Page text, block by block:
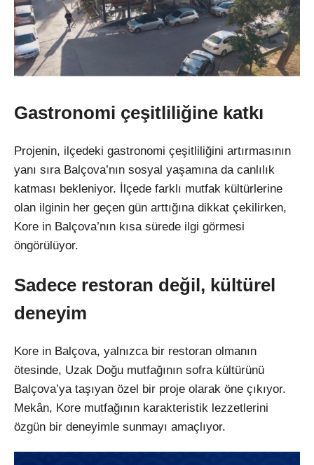
Gastronomi çeşitliliğine katkı
Projenin, ilçedeki gastronomi çeşitliliğini artırmasının
yanı sıra Balçova’nın sosyal yaşamına da canlılık
katması bekleniyor. İlçede farklı mutfak kültürlerine
olan ilginin her geçen gün arttığına dikkat çekilirken,
Kore in Balçova’nın kısa sürede ilgi görmesi
öngörülüyor.
Sadece restoran değil, kültürel
deneyim
Kore in Balçova, yalnızca bir restoran olmanın
ötesinde, Uzak Doğu mutfağının sofra kültürünü
Balçova’ya taşıyan özel bir proje olarak öne çıkıyor.
Mekân, Kore mutfağının karakteristik lezzetlerini
özgün bir deneyimle sunmayı amaçlıyor.